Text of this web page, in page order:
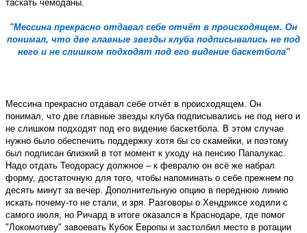
таскать чемоданы.
"Мессина прекрасно отдавал себе отчёт в происходящем. Он
понимал, что две главные звезды клуба подписывались не под
него и не слишком подходят под его видение баскетбола"
Мессина прекрасно отдавал себе отчёт в происходящем. Он
понимал, что две главные звезды клуба подписывались не под него и
не слишком подходят под его видение баскетбола. В этом случае
нужно было обеспечить поддержку хотя бы со скамейки, и поэтому
был подписан близкий в тот момент к уходу на пенсию Папалукас.
Надо отдать Теодорасу должное – к февралю он всё же набрал
форму, достаточную для того, чтобы напоминать о себе прежнем по
десять минут за вечер. Дополнительную опцию в переднюю линию
искать почему-то не стали, и зря. Разговоры о Хендриксе ходили с
самого июля, но Ричард в итоге оказался в Краснодаре, где помог
"Локомотиву" завоевать Кубок Европы и застолбил место в ротации